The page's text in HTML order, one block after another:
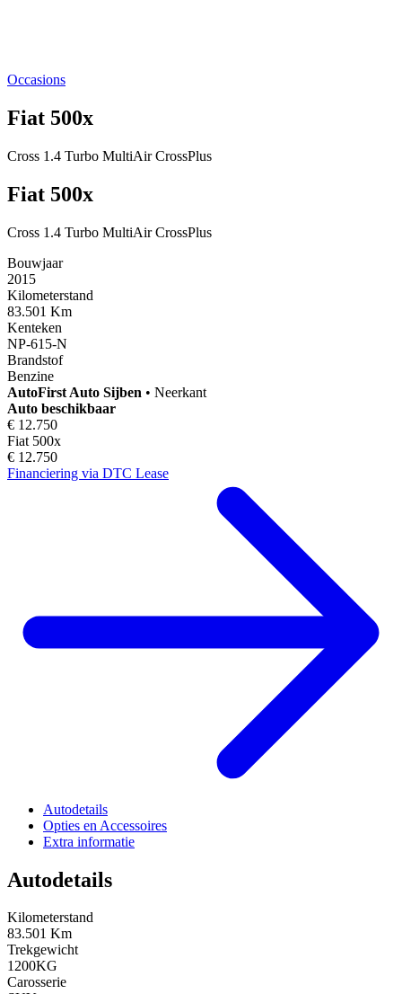
Occasions
Fiat 500x
Cross 1.4 Turbo MultiAir CrossPlus
Fiat 500x
Cross 1.4 Turbo MultiAir CrossPlus
Bouwjaar
2015
Kilometerstand
83.501 Km
Kenteken
NP-615-N
Brandstof
Benzine
AutoFirst Auto Sijben • Neerkant
Auto beschikbaar
€ 12.750
Fiat 500x
€ 12.750
Financiering via DTC Lease
Autodetails
Opties en Accessoires
Extra informatie
Autodetails
Kilometerstand
83.501 Km
Trekgewicht
1200KG
Carosserie